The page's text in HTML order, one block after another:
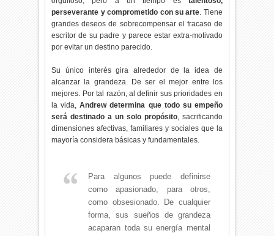
perseverante y comprometido con su arte. Tiene
grandes deseos de sobrecompensar el fracaso de
escritor de su padre y parece estar extra-motivado
por evitar un destino parecido.
Su único interés gira alrededor de la idea de
alcanzar la grandeza. De ser el mejor entre los
mejores. Por tal razón, al definir sus prioridades en
la vida,Andrew determina que todo su empeño
será destinado a un solo propósito, sacrificando
dimensiones afectivas, familiares y sociales que la
mayoría considera básicas y fundamentales.
Para algunos puede definirse
como apasionado, para otros,
como obsesionado. De cualquier
forma, sus sueños de grandeza
acaparan toda su energía mental